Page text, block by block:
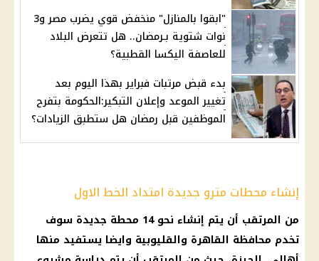
"ابقوا بالمنازل" منخفض قوي يضرب مصر و3
نوات شتوية بـرمضان.. هل تتعرض البلاد
للعاصفة اليكسا القطبية؟
بدء قبض مرتبات فبراير بهذا اليوم بعد
تغيير الموعد وإعلان التبكير:الحكومة بتفرح
الموظفين قبل رمضان هل ستطبق الزيادات؟
إنشاء محطات مترو جديدة امتداد الخط الاول
من المرتقب أن يتم إنشاء نحو 14 محطة جديدة سوف
تخدم محافظة القاهرة والقليوبية وايضا يستفيد منها